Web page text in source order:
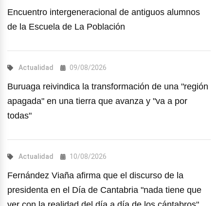
Encuentro intergeneracional de antiguos alumnos
de la Escuela de La Población
Actualidad 09/08/2026
Buruaga reivindica la transformación de una "región
apagada" en una tierra que avanza y "va a por
todas"
Actualidad 10/08/2026
Fernández Viaña afirma que el discurso de la
presidenta en el Día de Cantabria "nada tiene que